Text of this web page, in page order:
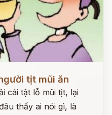
tịt mũi ăn
cái tật lỗ mũi tịt, lại
thấy ai nói gì, là